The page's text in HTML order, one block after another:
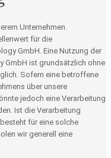
Unternehmen.
für die
GmbH. Eine Nutzung der
GmbH ist grundsätzlich ohne
Sofern eine betroffene
über unsere
jedoch eine Verarbeitung
Ist die Verarbeitung
für eine solche
wir generell eine